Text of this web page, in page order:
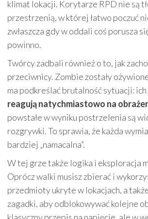
klimat lokacji. Korytarze RPD nie są
przestrzenią, w której łatwo poczuć
zwłaszcza gdy w oddali coś porusza
powinno.
Twórcy zadbali również o to, jak
przeciwnicy. Zombie zostały
ma podkreślać brutalność sytuacji: ich
reagują natychmiastowo na
powstałe w wyniku postrzelenia są
rozgrywki. To sprawia, że każda
bardziej „namacalna”.
W tej grze także logika i eksploracja
Oprócz walki musisz zbierać i
przedmioty ukryte w lokacjach, a
zagadki, aby odblokowywać kolejne